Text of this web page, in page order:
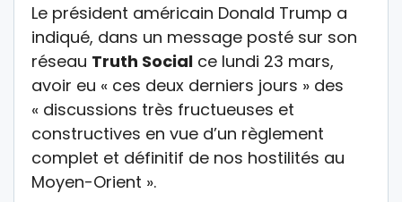
Le président américain Donald Trump a
indiqué, dans un message posté sur son
réseau Truth Social ce lundi 23 mars,
avoir eu « ces deux derniers jours » des
« discussions très fructueuses et
constructives en vue d’un règlement
complet et définitif de nos hostilités au
Moyen-Orient ».